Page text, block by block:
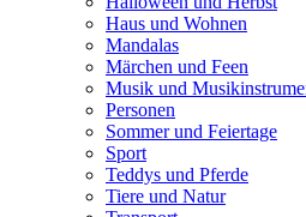
Haus und Wohnen
Mandalas
Märchen und Feen
Musik und
Personen
Sommer und Feiertage
Sport
Teddys und Pferde
Tiere und Natur